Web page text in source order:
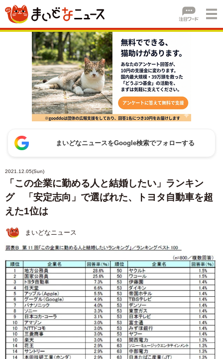
まいどなニュースをGoogle検索でフォローする
2021.12.05(Sun)
「この企業に勤める人と結婚したい」ランキン
グ 「安定志向」で選ばれた、トヨタ自動車を超
えた1位は
まいどなニュース